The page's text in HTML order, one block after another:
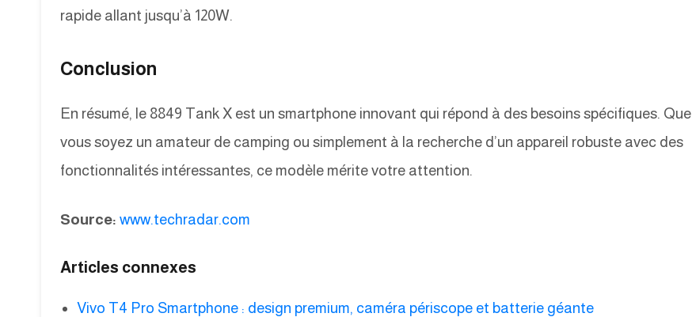
rapide allant jusqu’à 120W.
Conclusion
En résumé, le 8849 Tank X est un smartphone innovant qui répond à des besoins spécifiques. Que
vous soyez un amateur de camping ou simplement à la recherche d’un appareil robuste avec des
fonctionnalités intéressantes, ce modèle mérite votre attention.
Source: www.techradar.com
Articles connexes
Vivo T4 Pro Smartphone : design premium, caméra périscope et batterie géante